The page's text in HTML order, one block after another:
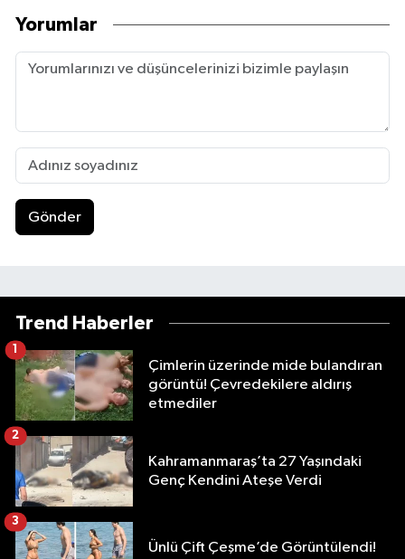
Yorumlar
Gönder
Trend Haberler
Çimlerin üzerinde mide bulandıran
görüntü! Çevredekilere aldırış
etmediler
1
Kahramanmaraş’ta 27 Yaşındaki
Genç Kendini Ateşe Verdi
2
Ünlü Çift Çeşme’de Görüntülendi!
3